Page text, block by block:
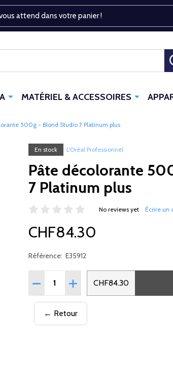
attend dans votre panier !
MATÉRIEL & ACCESSOIRES
500g - Blond Studio 7 Platinum plus
En stock L'Oréal Professionnel
Pâte décolorante
7 Platinum plus
No reviews yet Écrire un
CHF84.30
Référence: E35912
Quantité:
RÉDUIRE LA QUANTITÉ DE PÂTE
AUGMENTER LA
CHF84.30
← Retour